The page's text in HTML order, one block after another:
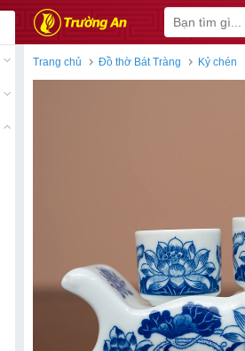
Trang chủ Đồ thờ Bát Tràng Kỷ chén